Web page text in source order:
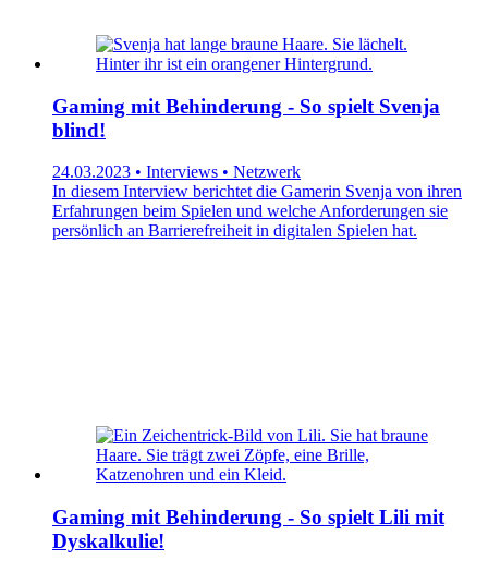
Gaming mit Behinderung - So spielt Svenja
blind!
24.03.2023 • Interviews • Netzwerk
In diesem Interview berichtet die Gamerin Svenja von ihren
Erfahrungen beim Spielen und welche Anforderungen sie
persönlich an Barrierefreiheit in digitalen Spielen hat.
Gaming mit Behinderung - So spielt Lili mit
Dyskalkulie!